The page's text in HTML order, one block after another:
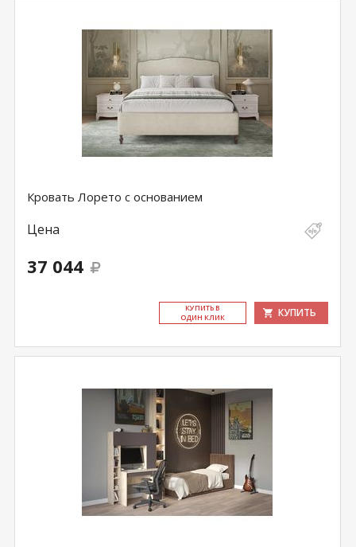
Кровать Лорето с основанием
Цена
37 044
КУ­ПИТЬ В
ОДИН КЛИК
КУПИТЬ